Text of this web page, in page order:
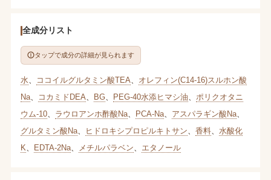
全成分リスト
タップで成分の詳細が見られます
水 ココイルグルタミン酸TEA
オレフィン(C14-16)スルホン酸
Na、 コカミドDEA BG、 PEG-40水添ヒマシ油
ポリクオタニ
ウム-10、 ラウロアンホ酢酸Na、 PCA-Na、 アスパラギン酸Na、
グルタミン酸Na、 ヒドロキシプロピルキトサン 香料、 水酸化
K
EDTA-2Na、 メチルパラベン エタノール